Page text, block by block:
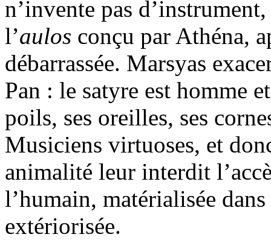
n’invente pas
l’aulos conçu par Athéna,
débarrassée. Marsyas
Pan : le satyre est homme
poils, ses oreilles, ses
Musiciens virtuoses, et
animalité leur interdit
l’humain, matérialisée
extériorisée.